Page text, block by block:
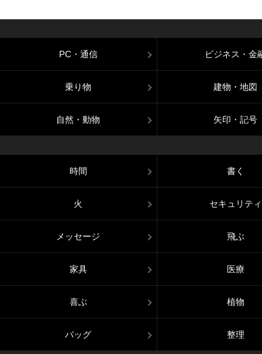
PC・通信 ビジネス・金
乗り物 建物・地図
自然・動物 矢印・記号
時間 書く
火 セキュリティ
メッセージ 飛ぶ
家具 医療
喜ぶ 植物
バッグ 整理